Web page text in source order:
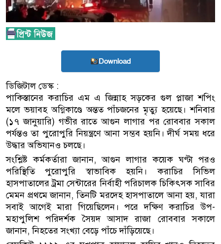
Download
ডিজিটাল ডেস্ক :
পাকিস্তানের করাচির এম এ জিন্নাহ সড়কের গুল প্লাজা শপিং
মলে ভয়াবহ অগ্নিকাণ্ডে অন্তত পাঁচজনের মৃত্যু হয়েছে। শনিবার
(১৭ জানুয়ারি) গভীর রাতে আগুন লাগার পর রোববার সকাল
পর্যন্তও তা পুরোপুরি নিয়ন্ত্রণে আনা সম্ভব হয়নি। দীর্ঘ সময় ধরে
উদ্ধার অভিযানও চলছে।
সংশ্লিষ্ট কর্মকর্তারা জানান, আগুন লাগার কয়েক ঘণ্টা পরও
পরিস্থিতি পুরোপুরি স্বাভাবিক হয়নি। করাচির সিভিল
হাসপাতালের ট্রমা সেন্টারের নির্বাহী পরিচালক চিকিৎসক সাবির
মেমন প্রথমে জানান, তিনটি মরদেহ হাসপাতালে আনা হয়, যারা
সবাই আগেই মারা গিয়েছিলেন। পরে দক্ষিণ করাচির উপ-
মহাপুলিশ পরিদর্শক সৈয়দ আসাদ রাজা রোববার সকালে
জানান, নিহতের সংখ্যা বেড়ে পাঁচে দাঁড়িয়েছে।